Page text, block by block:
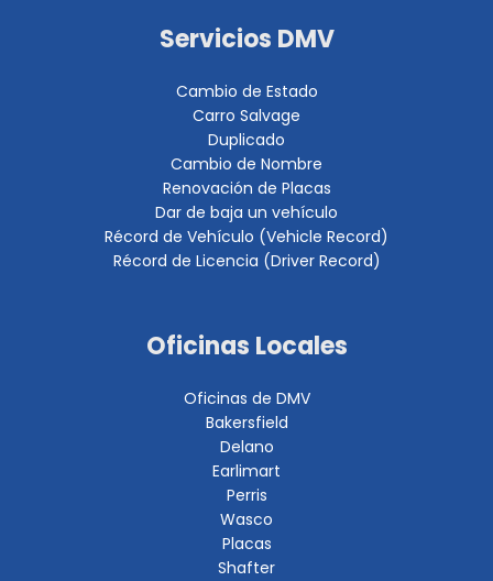
Servicios DMV
Cambio de Estado
Carro Salvage
Duplicado
Cambio de Nombre
Renovación de Placas
Dar de baja un vehículo
Récord de Vehículo (Vehicle Record)
Récord de Licencia (Driver Record)
Oficinas Locales
Oficinas de DMV
Bakersfield
Delano
Earlimart
Perris
Wasco
Placas
Shafter